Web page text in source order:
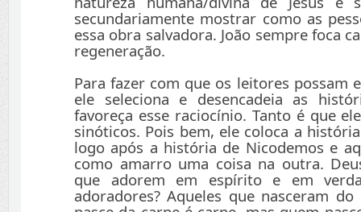
secundariamente mostrar como as
essa obra salvadora. João sempre foca
regeneração.
Para fazer com que os leitores possam
ele seleciona e desencadeia as
favoreça esse raciocínio. Tanto é que
sinóticos. Pois bem, ele coloca a
logo após a história de Nicodemos e
como amarro uma coisa na outra.
que adorem em espírito e em
adoradores? Aqueles que nasceram